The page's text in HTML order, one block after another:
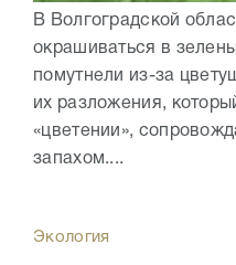
В Волгоградской
окрашиваться в
помутнели из-за
их разложения,
«цветении»,
запахом....
Экология